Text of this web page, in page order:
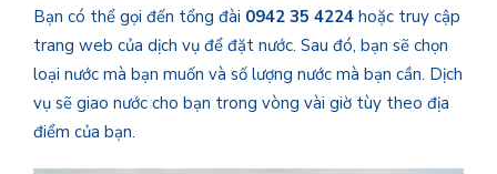
Bạn có thể gọi đến tổng đài 0942 35 4224 hoặc truy cập
trang web của dịch vụ để đặt nước. Sau đó, bạn sẽ chọn
loại nước mà bạn muốn và số lượng nước mà bạn cần. Dịch
vụ sẽ giao nước cho bạn trong vòng vài giờ tùy theo địa
điểm của bạn.